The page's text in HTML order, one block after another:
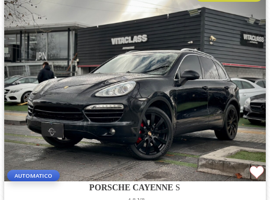
AUTOMATICO
PORSCHE CAYENNE S